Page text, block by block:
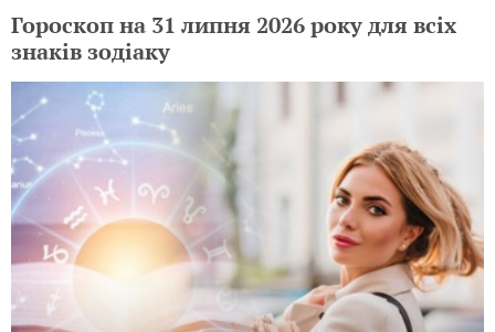
Гороскоп на 31 липня 2026 року для всіх
знаків зодіаку